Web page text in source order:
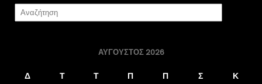
ΑΎΓΟΥΣΤΟΣ 2026
Δ Τ Τ Π Π Σ Κ